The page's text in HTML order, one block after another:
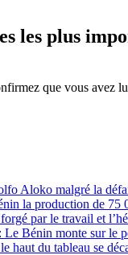
les plus
que vous avez
Aloko malgré la
la production de 75
par le travail et
Bénin monte sur le
haut du tableau se